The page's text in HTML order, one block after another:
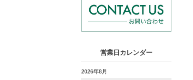
営業日カレンダー
2026年8月